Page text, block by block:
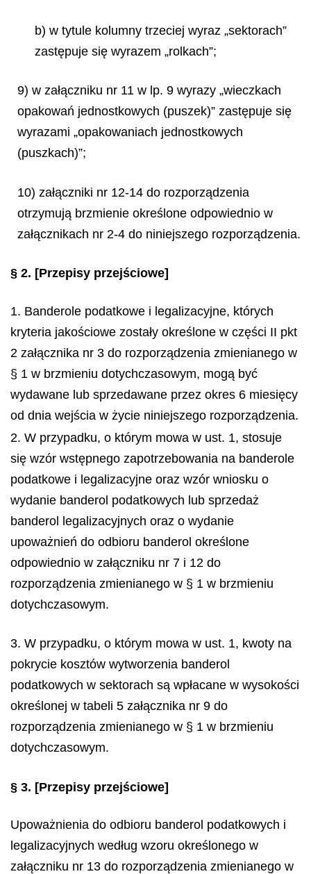
b) w tytule kolumny trzeciej wyraz „sektorach”
zastępuje się wyrazem „rolkach”;
9) w załączniku nr 11 w lp. 9 wyrazy „wieczkach
opakowań jednostkowych (puszek)” zastępuje się
wyrazami „opakowaniach jednostkowych
(puszkach)”;
10) załączniki nr 12-14 do rozporządzenia
otrzymują brzmienie określone odpowiednio w
załącznikach nr 2-4 do niniejszego rozporządzenia.
§ 2. [Przepisy przejściowe]
1. Banderole podatkowe i legalizacyjne, których
kryteria jakościowe zostały określone w części II pkt
2 załącznika nr 3 do rozporządzenia zmienianego w
§ 1 w brzmieniu dotychczasowym, mogą być
wydawane lub sprzedawane przez okres 6 miesięcy
od dnia wejścia w życie niniejszego rozporządzenia.
2. W przypadku, o którym mowa w ust. 1, stosuje
się wzór wstępnego zapotrzebowania na banderole
podatkowe i legalizacyjne oraz wzór wniosku o
wydanie banderol podatkowych lub sprzedaż
banderol legalizacyjnych oraz o wydanie
upoważnień do odbioru banderol określone
odpowiednio w załączniku nr 7 i 12 do
rozporządzenia zmienianego w § 1 w brzmieniu
dotychczasowym.
3. W przypadku, o którym mowa w ust. 1, kwoty na
pokrycie kosztów wytworzenia banderol
podatkowych w sektorach są wpłacane w wysokości
określonej w tabeli 5 załącznika nr 9 do
rozporządzenia zmienianego w § 1 w brzmieniu
dotychczasowym.
§ 3. [Przepisy przejściowe]
Upoważnienia do odbioru banderol podatkowych i
legalizacyjnych według wzoru określonego w
załączniku nr 13 do rozporządzenia zmienianego w